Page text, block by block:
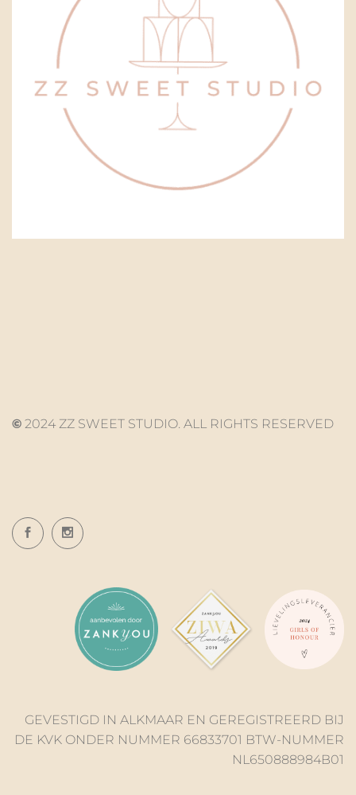
© 2024 ZZ SWEET STUDIO. ALL RIGHTS RESERVED
GEVESTIGD IN ALKMAAR EN GEREGISTREERD BIJ
DE KVK ONDER NUMMER 66833701 BTW-NUMMER
NL650888984B01